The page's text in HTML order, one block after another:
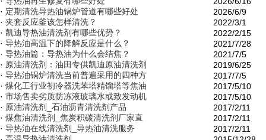
· 定期清洗导热油锅炉管道有哪些好处
2026/6/9
· 夹套反应釜该怎样清洗？
2022/3/1
· 凯迪导热油清洗剂有哪些优势？
2022/2/15
· 导热油高温下的降解反应是什么？
2021/7/28
· 导热油篇：导热油为什么会结焦？
2021/7/5
· 原油清洗剂：油田专供凯迪原油清洗剂
2019/6/25
· 导热油锅炉清洗当前普遍采用的四种方
2017/7/5
· 煤化工行业初冷器洗苯塔精馏塔等焦油
2017/5/10
· 市场售卖劣质防冻液玻璃水或致发动机
2017/5/10
· 原油清洗剂_石油沥青清洗剂产品
2017/2/11
· 煤焦油清洗剂_焦炭积碳清洗剂厂家直
2017/2/11
· 导热油在线清洗剂_导热油清洗服务
2017/2/11